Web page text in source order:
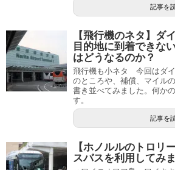
記事を
【飛行機のネタ】
目的地に到着できな
はどうなるのか？
飛行機も小ネタ 今回はダ
のところや、補償、マイル
書き並べてみました。何か
す。
記事を
【ホノルルのトロリ
スバスを利用してみ